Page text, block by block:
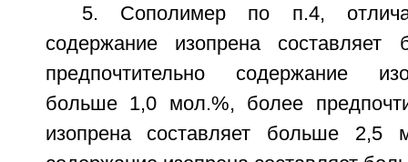
5. Сополимер по п.4,
содержание изопрена
предпочтительно содержание
больше 1,0 мол.%, более
изопрена составляет больше 2,5